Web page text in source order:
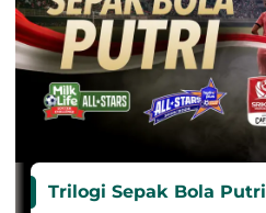
Trilogi Sepak Bola Putri